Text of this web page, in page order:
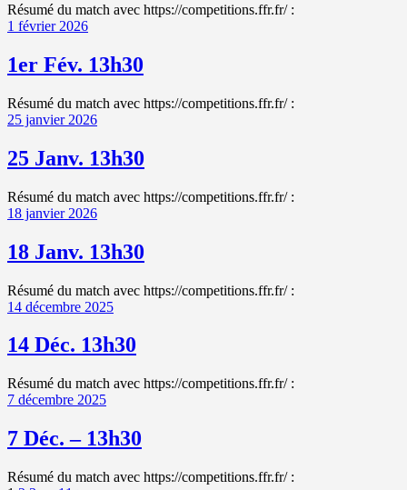
Résumé du match avec https://competitions.ffr.fr/ :
1 février 2026
1er Fév. 13h30
Résumé du match avec https://competitions.ffr.fr/ :
25 janvier 2026
25 Janv. 13h30
Résumé du match avec https://competitions.ffr.fr/ :
18 janvier 2026
18 Janv. 13h30
Résumé du match avec https://competitions.ffr.fr/ :
14 décembre 2025
14 Déc. 13h30
Résumé du match avec https://competitions.ffr.fr/ :
7 décembre 2025
7 Déc. – 13h30
Résumé du match avec https://competitions.ffr.fr/ :